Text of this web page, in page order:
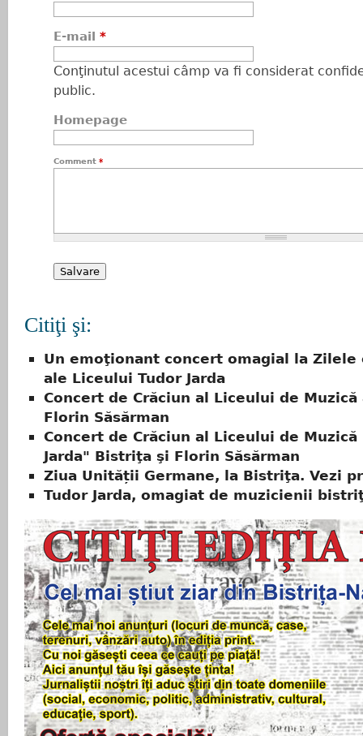
E-mail *
Conţinutul acestui câmp va fi considerat
public.
Homepage
Comment *
Citiţi şi:
Un emoţionant concert omagial la Zilele
ale Liceului Tudor Jarda
Concert de Crăciun al Liceului de
Florin Săsărman
Concert de Crăciun al Liceului de Muzică
Jarda" Bistriţa şi Florin Săsărman
Ziua Unității Germane, la Bistriţa. Vezi
Tudor Jarda, omagiat de muzicienii